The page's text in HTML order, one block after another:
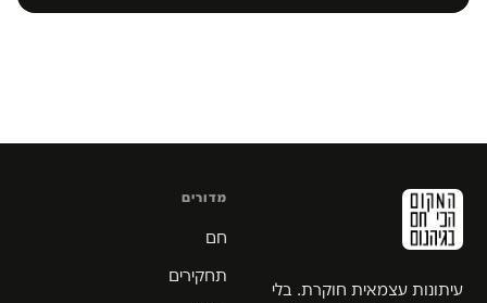
עיתונות עצמאית חוקרת. בלי
מדורים
חם
תחקירים